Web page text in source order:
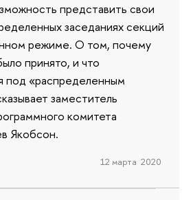
представить свои
заседаниях секций
режиме. О том, почему
принято, и что
под «распределенным
заместитель
комитета
Якобсон.
12 марта 2020